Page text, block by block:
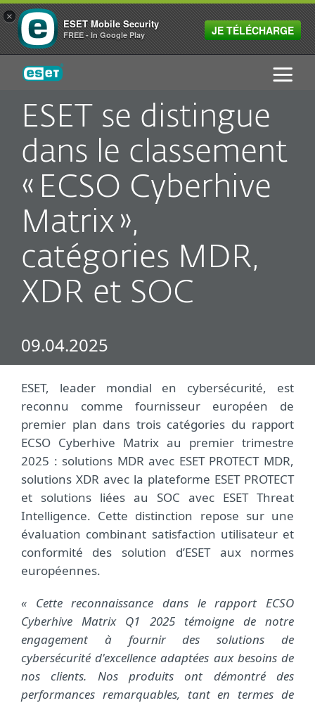
ESET se distingue
dans le classement
« ECSO Cyberhive
Matrix »,
catégories MDR,
XDR et SOC
09.04.2025
ESET, leader mondial en cybersécurité, est
reconnu comme fournisseur européen de
premier plan dans trois catégories du rapport
ECSO Cyberhive Matrix au premier trimestre
2025 : solutions MDR avec ESET PROTECT MDR,
solutions XDR avec la plateforme ESET PROTECT
et solutions liées au SOC avec ESET Threat
Intelligence. Cette distinction repose sur une
évaluation combinant satisfaction utilisateur et
conformité des solution d’ESET aux normes
européennes.
« Cette reconnaissance dans le rapport ECSO
Cyberhive Matrix Q1 2025 témoigne de notre
engagement à fournir des solutions de
cybersécurité d'excellence adaptées aux besoins de
nos clients. Nos produits ont démontré des
performances remarquables, tant en termes de
ESET
×
ESET Mobile Security
FREE - In Google Play JE TÉLÉCHARGE